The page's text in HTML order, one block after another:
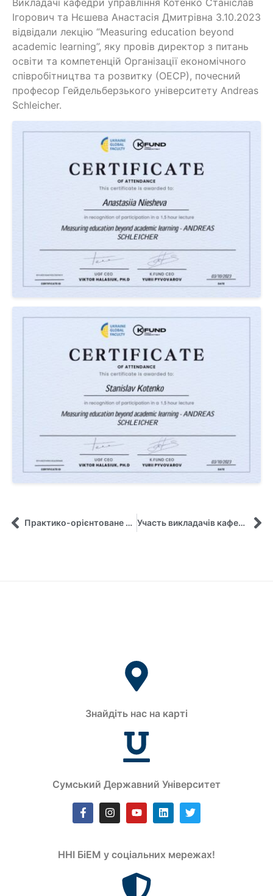
Ігорович та Нєшева Анастасія Дмитрівна 3.10.2023
відвідали лекцію “Measuring education beyond
academic learning”, яку провів директор з питань
освіти та компетенцій Організації економічного
співробітництва та розвитку (ОЕСР), почесний
професор Гейдельберзького університету Andreas
Schleicher.
Практико-орієнтоване заняття з “Офіс-менеджменту” від успішної випускниці Дар’ї Лантушенко Участь викладачів кафедри у практичному семінарі “Надання домедичної підготовки в умовах воєнного стану”
Знайдіть нас на карті
Сумський Державний Університет
ННІ БіЕМ у соціальних мережах!